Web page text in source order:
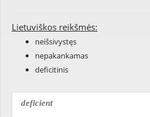
Lietuviškos reikšmės:
neišsivystęs
nepakankamas
deficitinis
deficient